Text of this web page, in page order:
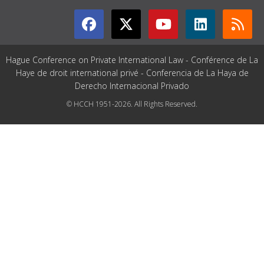
Hague Conference on Private International Law - Conférence de La
Haye de droit international privé - Conferencia de La Haya de
Derecho Internacional Privado
© HCCH 1951-2026. All Rights Reserved.